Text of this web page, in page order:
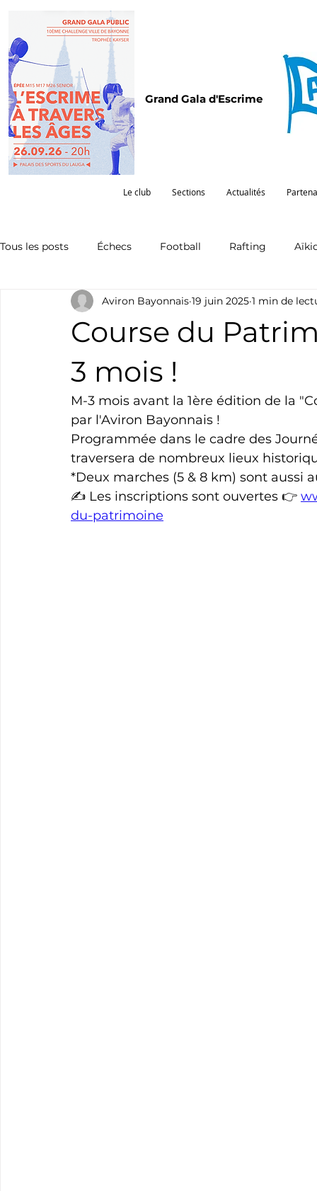
Grand Gala d'Escrime
Le club Sections Actualités
Tous les posts Échecs Football Rafting
Omnisports Partenariat Pelote Pentathlon
Natation Tennis
Cyclotourisme Surf
Course du
3 mois !
Aviron Bayonnais 19 juin 2025 1 min de
M-3 mois avant la 1ère édition de la
par l'Aviron Bayonnais !
Programmée dans le cadre des
traversera de nombreux lieux
*Deux marches (5 & 8 km) sont aussi
✍️ Les inscriptions sont ouvertes 👉
du-patrimoine